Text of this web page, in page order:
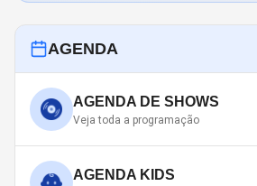
AGENDA
AGENDA DE SHOWS
Veja toda a programação
AGENDA KIDS